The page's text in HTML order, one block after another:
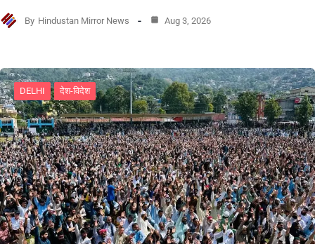
By Hindustan Mirror News Aug 3, 2026
DELHI देश-विदेश